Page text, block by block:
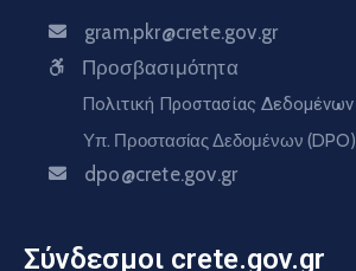
gram.pkr@crete.gov.gr
Προσβασιμότητα
Πολιτική Προστασίας Δεδομένων
Υπ. Προστασίας Δεδομένων (DPO)
dpo@crete.gov.gr
Σύνδεσμοι crete.gov.gr